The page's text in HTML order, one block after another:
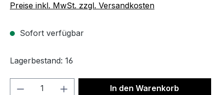
Preise inkl. MwSt. zzgl. Versandkosten
Sofort verfügbar
Lagerbestand: 16
Produkt Anzahl: Gib denIn den Warenkorb